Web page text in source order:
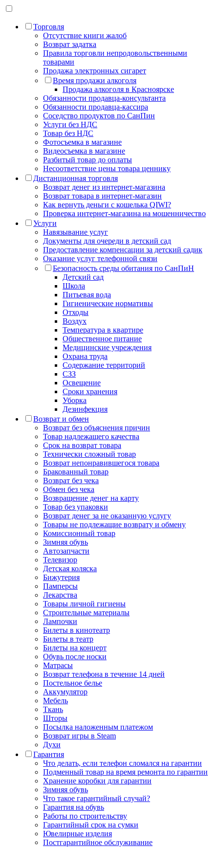
Торговля
Отсутствие книги жалоб
Возврат задатка
Правила торговли непродовольственными
товарами
Продажа электронных сигарет
Время продажи алкоголя
Продажа алкоголя в Красноярске
Обязанности продавца-консультанта
Обязанности продавца-кассира
Cоседство продуктов по СанПин
Услуги без НДС
Товар без НДС
Фотосъемка в магазине
Видеосъемка в магазине
Разбитый товар до оплаты
Несоответствие цены товара ценнику
Дистанционная торговля
Возврат денег из интернет-магазина
Возврат товара в интернет-магазин
Как вернуть деньги с кошелька QIWI?
Проверка интернет-магазина на мошенничество
Услуги
Навязывание услуг
Документы для очереди в детский сад
Предоставление компенсации за детский садик
Оказание услуг телефонной связи
Безопасность среды обитания по СанПиН
Детский сад
Школа
Питьевая вода
Гигиенические нормативы
Отходы
Воздух
Температура в квартире
Общественное питание
Медицинские учреждения
Охрана труда
Содержание территорий
СЗЗ
Освещение
Сроки хранения
Уборка
Дезинфекция
Возврат и обмен
Возврат без объяснения причин
Товар надлежащего качества
Срок на возврат товара
Технически сложный товар
Возврат непонравившегося товара
Бракованный товар
Возврат без чека
Обмен без чека
Возвращение денег на карту
Товар без упаковки
Возврат денег за не оказанную услугу
Товары не подлежащие возврату и обмену
Комиссионный товар
Зимняя обувь
Автозапчасти
Телевизор
Детская коляска
Бижутерия
Памперсы
Лекарства
Товары личной гигиены
Строительные материалы
Лампочки
Билеты в кинотеатр
Билеты в театр
Билеты на концерт
Обувь после носки
Матрасы
Возврат телефона в течение 14 дней
Постельное белье
Аккумулятор
Мебель
Ткань
Шторы
Посылка наложенным платежом
Возврат игры в Steam
Духи
Гарантия
Что делать, если телефон сломался на гарантии
Подменный товар на время ремонта по гарантии
Хранение коробки для гарантии
Зимняя обувь
Что такое гарантийный случай?
Гарантия на обувь
Работы по строительству
Гарантийный срок на сумки
Ювелирные изделия
Постгарантийное обслуживание